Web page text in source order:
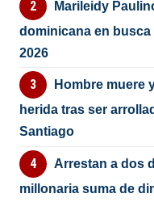
Marileidy
dominicana en
2026
Hombre muere
herida tras ser
Santiago
Arrestan a dos
millonaria suma de